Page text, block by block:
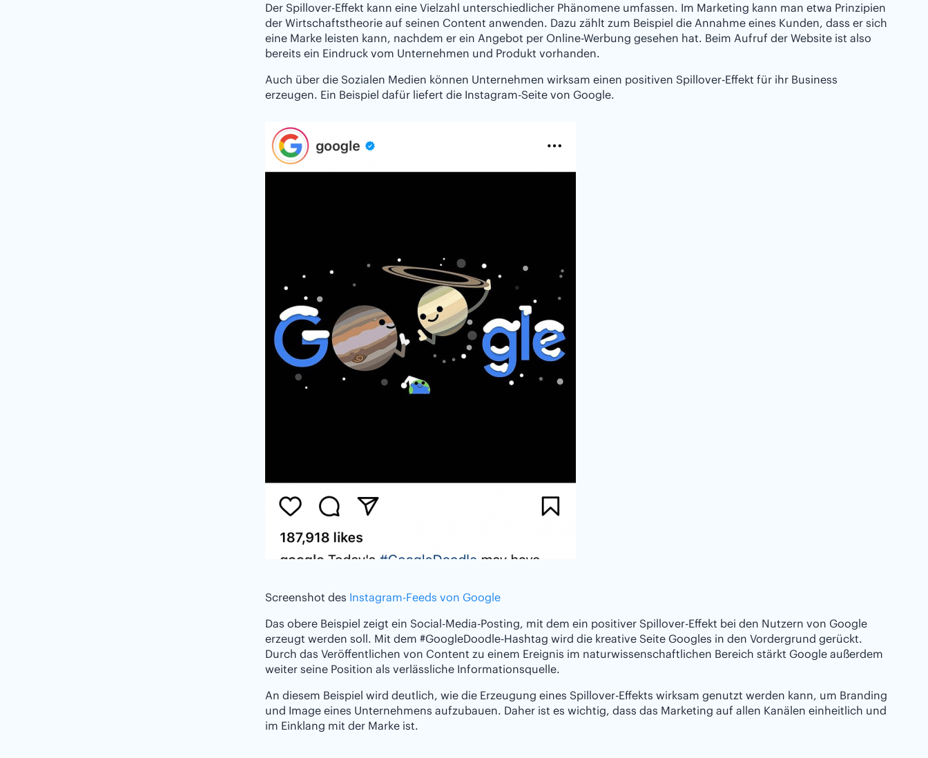
Der Spillover-Effekt kann eine Vielzahl unterschiedlicher Phänomene umfassen. Im Marketing kann man etwa Prinzipien
der Wirtschaftstheorie auf seinen Content anwenden. Dazu zählt zum Beispiel die Annahme eines Kunden, dass er sich
eine Marke leisten kann, nachdem er ein Angebot per Online-Werbung gesehen hat. Beim Aufruf der Website ist also
bereits ein Eindruck vom Unternehmen und Produkt vorhanden.
Auch über die Sozialen Medien können Unternehmen wirksam einen positiven Spillover-Effekt für ihr Business
erzeugen. Ein Beispiel dafür liefert die Instagram-Seite von Google.
Screenshot des Instagram-Feeds von Google
Das obere Beispiel zeigt ein Social-Media-Posting, mit dem ein positiver Spillover-Effekt bei den Nutzern von Google
erzeugt werden soll. Mit dem #GoogleDoodle-Hashtag wird die kreative Seite Googles in den Vordergrund gerückt.
Durch das Veröffentlichen von Content zu einem Ereignis im naturwissenschaftlichen Bereich stärkt Google außerdem
weiter seine Position als verlässliche Informationsquelle.
An diesem Beispiel wird deutlich, wie die Erzeugung eines Spillover-Effekts wirksam genutzt werden kann, um Branding
und Image eines Unternehmens aufzubauen. Daher ist es wichtig, dass das Marketing auf allen Kanälen einheitlich und
im Einklang mit der Marke ist.